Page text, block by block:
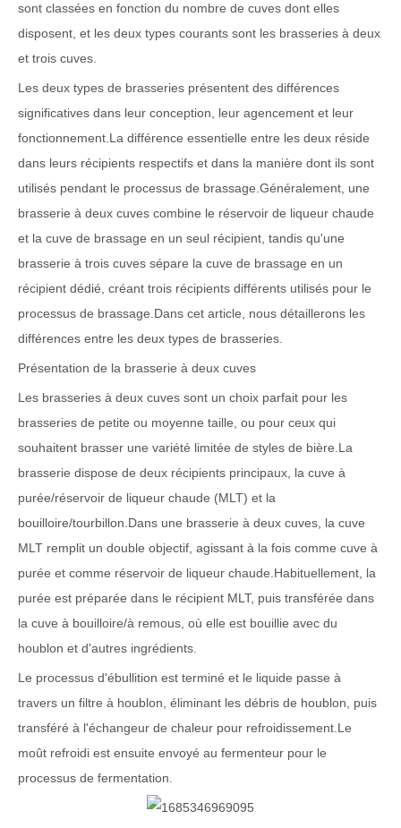
sont classées en fonction du nombre de cuves dont elles
disposent, et les deux types courants sont les brasseries à deux
et trois cuves.
Les deux types de brasseries présentent des différences
significatives dans leur conception, leur agencement et leur
fonctionnement.La différence essentielle entre les deux réside
dans leurs récipients respectifs et dans la manière dont ils sont
utilisés pendant le processus de brassage.Généralement, une
brasserie à deux cuves combine le réservoir de liqueur chaude
et la cuve de brassage en un seul récipient, tandis qu'une
brasserie à trois cuves sépare la cuve de brassage en un
récipient dédié, créant trois récipients différents utilisés pour le
processus de brassage.Dans cet article, nous détaillerons les
différences entre les deux types de brasseries.
Présentation de la brasserie à deux cuves
Les brasseries à deux cuves sont un choix parfait pour les
brasseries de petite ou moyenne taille, ou pour ceux qui
souhaitent brasser une variété limitée de styles de bière.La
brasserie dispose de deux récipients principaux, la cuve à
purée/réservoir de liqueur chaude (MLT) et la
bouilloire/tourbillon.Dans une brasserie à deux cuves, la cuve
MLT remplit un double objectif, agissant à la fois comme cuve à
purée et comme réservoir de liqueur chaude.Habituellement, la
purée est préparée dans le récipient MLT, puis transférée dans
la cuve à bouilloire/à remous, où elle est bouillie avec du
houblon et d'autres ingrédients.
Le processus d'ébullition est terminé et le liquide passe à
travers un filtre à houblon, éliminant les débris de houblon, puis
transféré à l'échangeur de chaleur pour refroidissement.Le
moût refroidi est ensuite envoyé au fermenteur pour le
processus de fermentation.